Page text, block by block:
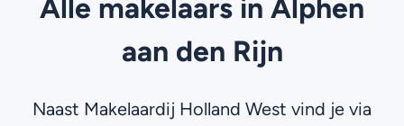
Alle makelaars in Alphen
aan den Rijn
Naast Makelaardij Holland West vind je via